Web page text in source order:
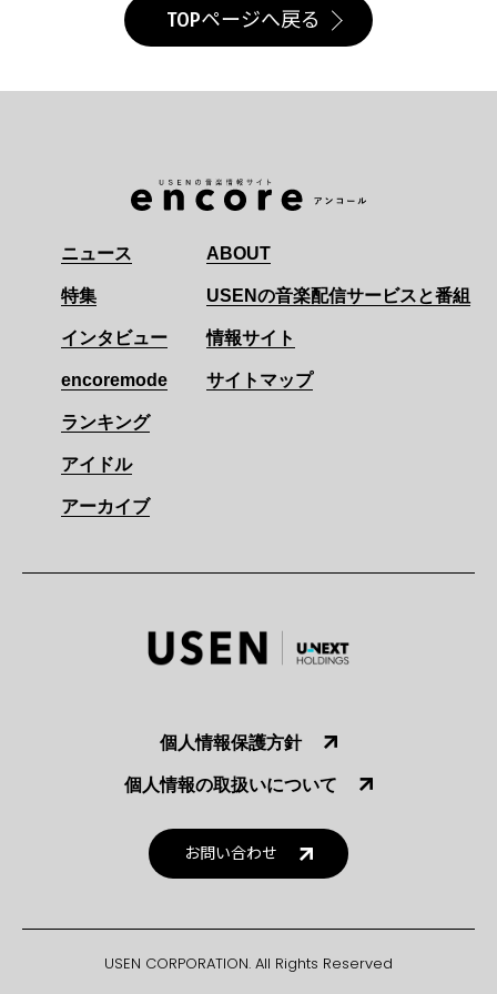
TOPページへ戻る
ニュース
特集
インタビュー
encoremode
ランキング
アイドル
アーカイブ
ABOUT
USENの音楽配信サービスと番組
情報サイト
サイトマップ
個人情報保護方針
個人情報の取扱いについて
お問い合わせ
USEN CORPORATION. All Rights Reserved